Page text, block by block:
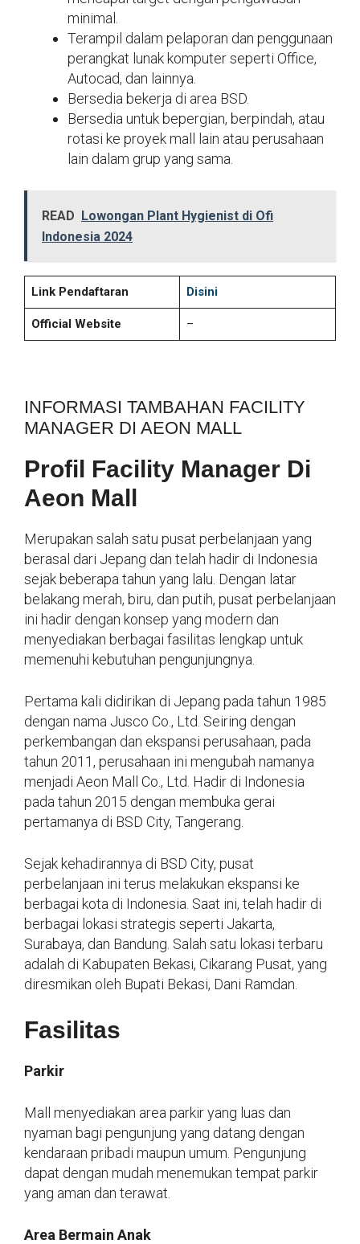
minimal.
Terampil dalam pelaporan dan penggunaan
perangkat lunak komputer seperti Office,
Autocad, dan lainnya.
Bersedia bekerja di area BSD.
Bersedia untuk bepergian, berpindah, atau
rotasi ke proyek mall lain atau perusahaan
lain dalam grup yang sama.
READ Lowongan Plant Hygienist di Ofi
Indonesia 2024
Link Pendaftaran Disini
Official Website –
INFORMASI TAMBAHAN FACILITY
MANAGER DI AEON MALL
Profil Facility Manager Di
Aeon Mall
Merupakan salah satu pusat perbelanjaan yang
berasal dari Jepang dan telah hadir di Indonesia
sejak beberapa tahun yang lalu. Dengan latar
belakang merah, biru, dan putih, pusat perbelanjaan
ini hadir dengan konsep yang modern dan
menyediakan berbagai fasilitas lengkap untuk
memenuhi kebutuhan pengunjungnya.
Pertama kali didirikan di Jepang pada tahun 1985
dengan nama Jusco Co., Ltd. Seiring dengan
perkembangan dan ekspansi perusahaan, pada
tahun 2011, perusahaan ini mengubah namanya
menjadi Aeon Mall Co., Ltd. Hadir di Indonesia
pada tahun 2015 dengan membuka gerai
pertamanya di BSD City, Tangerang.
Sejak kehadirannya di BSD City, pusat
perbelanjaan ini terus melakukan ekspansi ke
berbagai kota di Indonesia. Saat ini, telah hadir di
berbagai lokasi strategis seperti Jakarta,
Surabaya, dan Bandung. Salah satu lokasi terbaru
adalah di Kabupaten Bekasi, Cikarang Pusat, yang
diresmikan oleh Bupati Bekasi, Dani Ramdan.
Fasilitas
Parkir
Mall menyediakan area parkir yang luas dan
nyaman bagi pengunjung yang datang dengan
kendaraan pribadi maupun umum. Pengunjung
dapat dengan mudah menemukan tempat parkir
yang aman dan terawat.
Area Bermain Anak